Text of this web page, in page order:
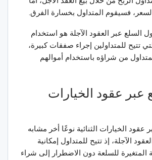
فسيقوم المتداول بخسارة الفرق.
السلع عبر العقود الآجلة هو استخدام
تتيح للمتداولين إجراء صفقات كبيرة،
من شراؤه باستخدام أموالهم
عبر عقود الخيارات
عقود الخيارات الثنائية نوعًا أخر مشابه
الآجلة، إذ تتيح للمتداول إمكانية
المتغيرة للسلعة دون الاضطرار إلى شراء